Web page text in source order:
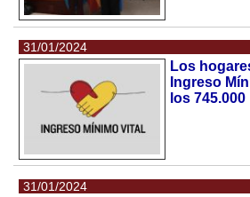
31/01/2024
Los
Ingreso
los 745.000
31/01/2024